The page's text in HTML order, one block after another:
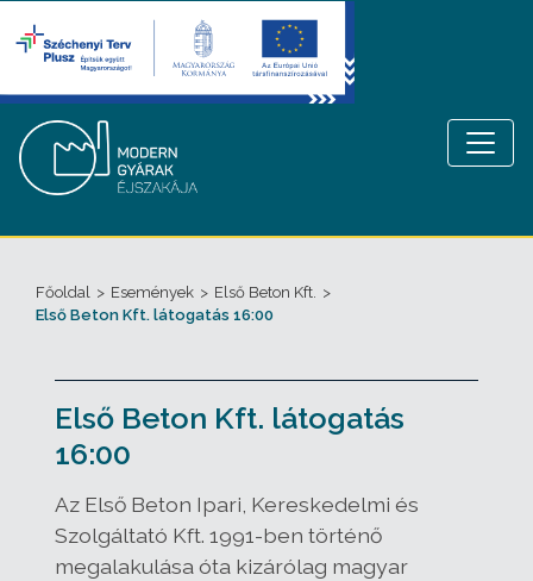
Főoldal > Események > Első Beton Kft. >
Első Beton Kft. látogatás 16:00
Első Beton Kft. látogatás
16:00
Az Első Beton Ipari, Kereskedelmi és
Szolgáltató Kft. 1991-ben történő
megalakulása óta kizárólag magyar